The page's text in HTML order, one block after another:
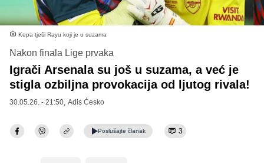
Kepa tješi Rayu koji je u suzama
Nakon finala Lige prvaka
Igrači Arsenala su još u suzama, a već je
stigla ozbiljna provokacija od ljutog rivala!
30.05.26. - 21:50, Adis Ćesko
Poslušajte članak 3